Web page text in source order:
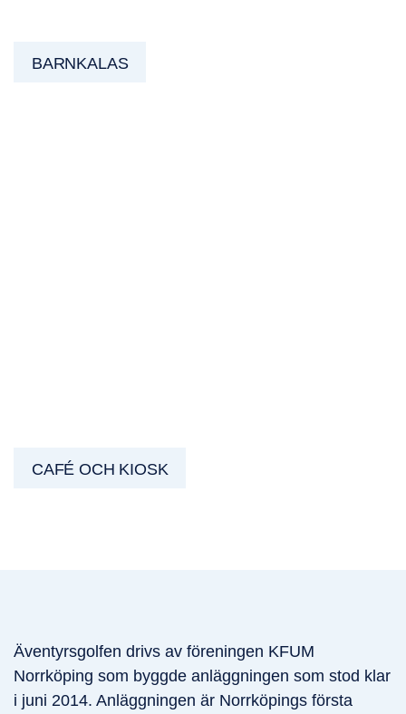
BARNKALAS
CAFÉ OCH KIOSK
Äventyrsgolfen drivs av föreningen KFUM
Norrköping som byggde anläggningen som stod klar
i juni 2014. Anläggningen är Norrköpings första